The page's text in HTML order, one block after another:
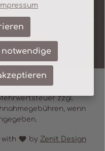
with by Zenit Design
zzgl.
wenn
Impressum